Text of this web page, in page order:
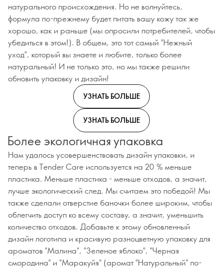
натурального происхождения. Но не волнуйтесь,
формула по-прежнему будет питать вашу кожу так же
хорошо, как и раньше (мы опросили потребителей, чтобы
убедиться в этом!). В общем, это тот самый "Нежный
уход", который вы знаете и любите, только более
натуральный! И не только это, но мы также решили
обновить упаковку и дизайн!
УЗНАТЬ БОЛЬШЕ
УЗНАТЬ БОЛЬШЕ
Более экологичная упаковка
Нам удалось усовершенствовать дизайн упаковки, и
теперь в Tender Care используется на 20 % меньше
пластика. Меньше пластика - меньше отходов, а значит,
лучше экологический след. Мы считаем это победой! Мы
также сделали отверстие баночки более широким, чтобы
облегчить доступ ко всему составу, а значит, уменьшить
количество отходов. Добавьте к этому обновленный
дизайн логотипа и красивую разноцветную упаковку для
ароматов "Малина", "Зеленое яблоко", "Черная
смородина" и "Маракуйя" (аромат "Натуральный" по-